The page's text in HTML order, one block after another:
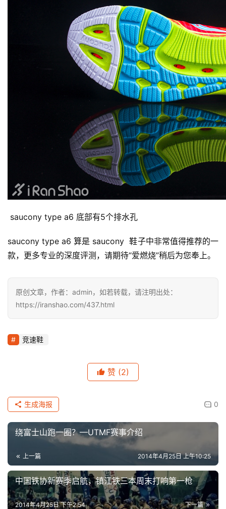
saucony type a6 底部有5个排水孔
saucony type a6 算是 saucony  鞋子中非常值得推荐的一
款，更多专业的深度评测，请期待“爱燃烧”稍后为您奉上。
原创文章，作者：admin，如若转载，请注明出处：
https://iranshao.com/437.html
竞速鞋
赞 (2)
0
生成海报
绕富士山跑一圈？—UTMF赛事介绍
上一篇 2014年4月25日 上午10:25
中国铁协新赛季启航，镇江铁三本周末打响第一枪
下一篇
2014年4月25日 下午2:54